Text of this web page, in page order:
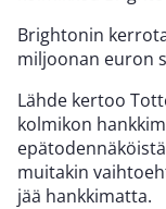
Brightonin
miljoonan euron
Lähde kertoo
kolmikon
muitakin
jää hankkimatta.